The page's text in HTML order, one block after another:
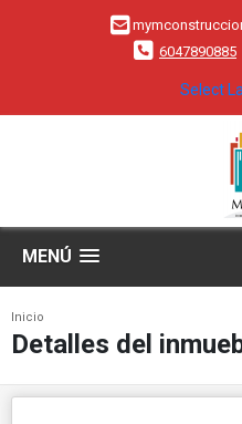
6047890885
Select
MENÚ
Inicio
Detalles del